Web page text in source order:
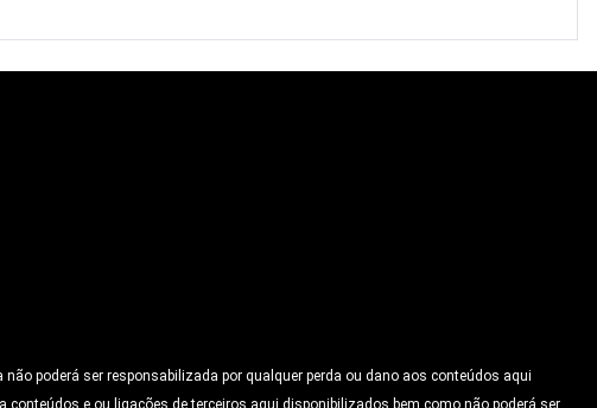
poderá ser responsabilizada por qualquer perda ou dano aos conteúdos aqui
e ou ligações de terceiros aqui disponibilizados bem como não poderá ser